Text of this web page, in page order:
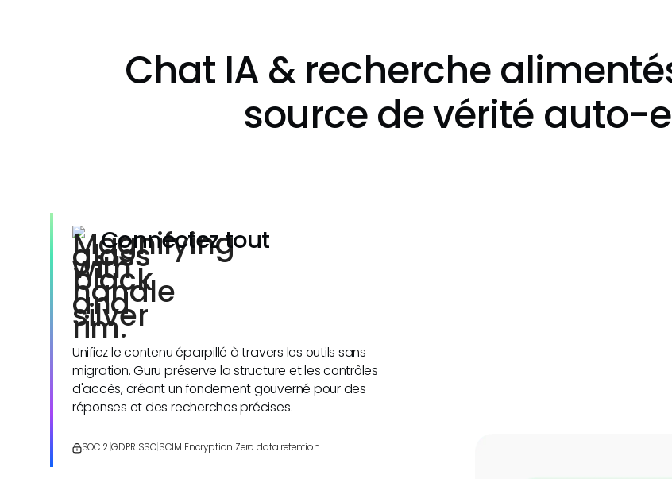
Chat IA & recherche
source de vérité auto-
Connectez tout
Unifiez le contenu éparpillé à travers les outils sans
migration. Guru préserve la structure et les contrôles
d'accès, créant un fondement gouverné pour des
réponses et des recherches précises.
SOC 2 |GDPR SSO SCIM Encryption Zero data retention